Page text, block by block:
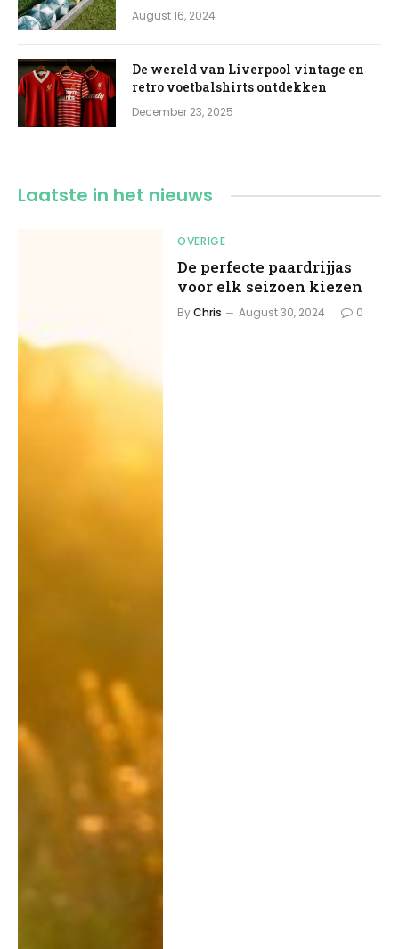
August 16, 2024
De wereld van Liverpool vintage en
retro voetbalshirts ontdekken
December 23, 2025
Laatste in het nieuws
OVERIGE
De perfecte paardrijjas
voor elk seizoen kiezen
ByChris August 30, 2024 0